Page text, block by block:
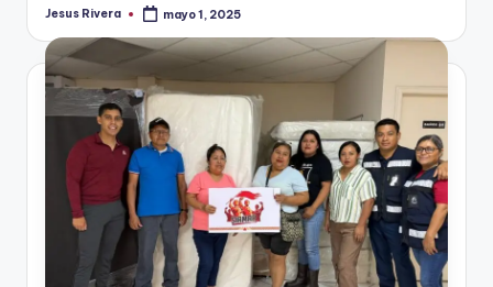
Publicado
Jesus Rivera mayo 1, 2025